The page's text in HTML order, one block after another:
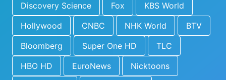
Discovery Science
Fox
KBS World
Hollywood
CNBC NHK World
BTV
Bloomberg
Super One HD
TLC
HBO HD
EuroNews
Nicktoons